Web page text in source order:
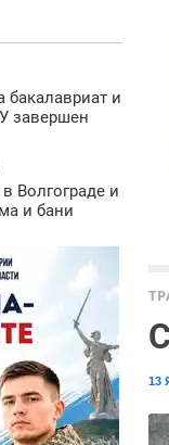
13
и
завершен
Волгограде и
и бани